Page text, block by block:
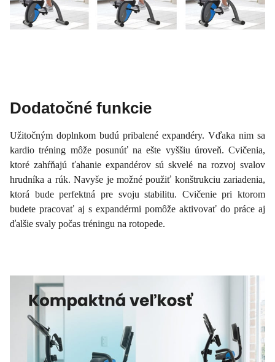
Dodatočné funkcie
Užitočným doplnkom budú pribalené expandéry. Vďaka nim sa
kardio tréning môže posunúť na ešte vyššiu úroveň. Cvičenia,
ktoré zahŕňajú ťahanie expandérov sú skvelé na rozvoj svalov
hrudníka a rúk. Navyše je možné použiť konštrukciu zariadenia,
ktorá bude perfektná pre svoju stabilitu. Cvičenie pri ktorom
budete pracovať aj s expandérmi pomôže aktivovať do práce aj
ďalšie svaly počas tréningu na rotopede.